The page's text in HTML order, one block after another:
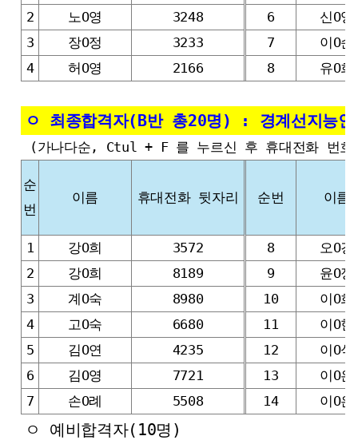
2
노O영 3248 6
신O영
3
장O정 3233 7
이O순
4
허O영 2166 8 유O희
ㅇ 최종합격자(B반 총20명) : 경계선지능
(가나다순, Ctul + F 를 누르신 후 휴대전화 번호
순
번
이름 휴대전화 뒷자리 순번 이름
1 강O희 3572 8
오O경
2
강O희 8189 9
윤O정
3
계O숙 8980 10
이O희
4
고O숙 6680 11
이O현
5
김O연 4235 12
이O식
6
김O영 7721 13
이O은
7
손O례 5508 14 이O은
ㅇ 예비합격자(10명)